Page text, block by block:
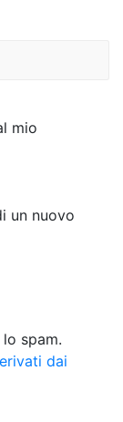
mio
un nuovo
spam.
dai